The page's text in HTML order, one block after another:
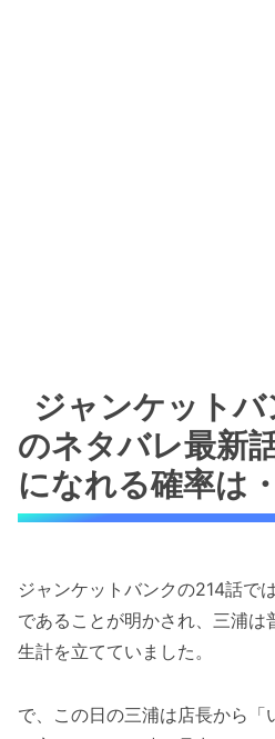
ジャンケット
のネタバレ最新
になれる確率は
ジャンケットバンクの214話で
であることが明かされ、三浦は
生計を立てていました。
で、この日の三浦は店長から「